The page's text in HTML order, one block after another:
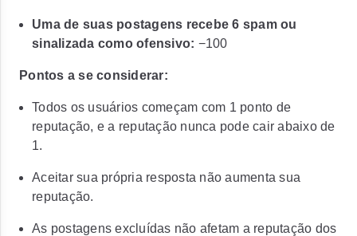
Uma de suas postagens recebe 6 spam ou
sinalizada como ofensivo: −100
Pontos a se considerar:
Todos os usuários começam com 1 ponto de
reputação, e a reputação nunca pode cair abaixo de
1.
Aceitar sua própria resposta não aumenta sua
reputação.
As postagens excluídas não afetam a reputação dos